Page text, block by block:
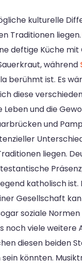
kulturelle
Traditionen liegen.
deftige Küche
während
berühmt ist. Es
diese
Leben und die
und
liegen.
katholisch ist.
Gesellschaft
soziale
noch viele weitere
diesen beiden
könnten.